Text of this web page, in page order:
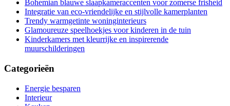
Bohemian blauwe slaapkameraccenten voor zomerse frisheid
Integratie van eco-vriendelijke en stijlvolle kamerplanten
Trendy warmgetinte woninginterieurs
Glamoureuze speelhoekjes voor kinderen in de tuin
Kinderkamers met kleurrijke en inspirerende
muurschilderingen
Categorieën
Energie besparen
Interieur